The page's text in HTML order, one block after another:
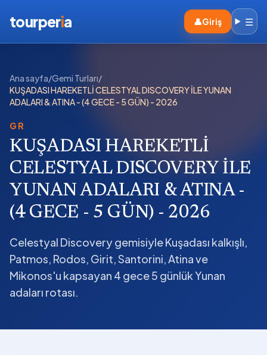
tourperia 👤Giriş ☰
Ana sayfa/Gemi Turları/
KUŞADASI HAREKETLİ CELESTYAL DISCOVERY İLE YUNAN
ADALARI & ATINA - (4 GECE - 5 GÜN) - 2026
GR
KUŞADASI HAREKETLİ
CELESTYAL DISCOVERY İLE
YUNAN ADALARI & ATINA -
(4 GECE - 5 GÜN) - 2026
Celestyal Discovery gemisiyle Kuşadası kalkışlı,
Patmos, Rodos, Girit, Santorini, Atina ve
Mikonos'u kapsayan 4 gece 5 günlük Yunan
adaları rotası.